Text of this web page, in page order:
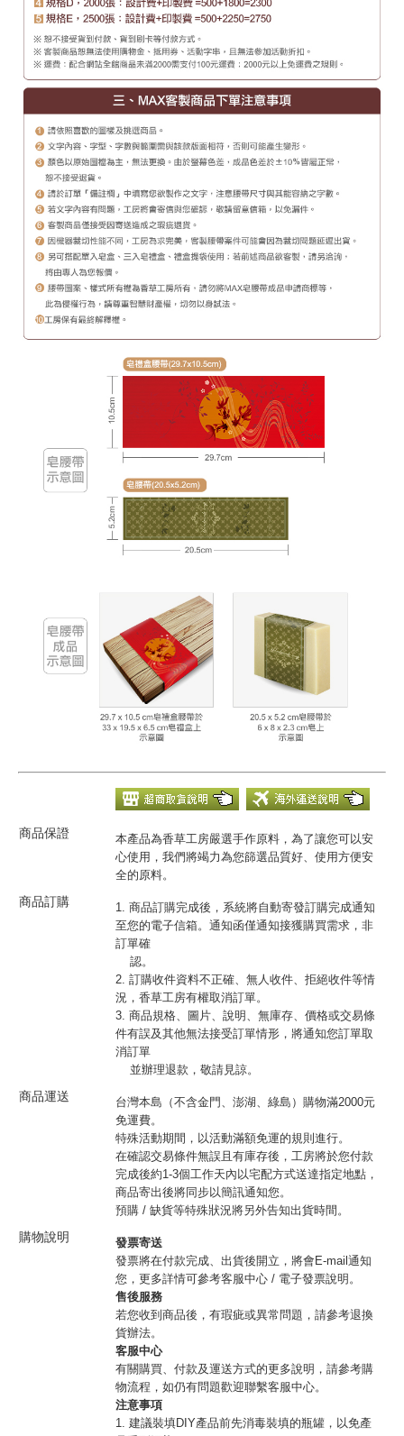
商品保證
本產品為香草工房嚴選手作原料，為了讓您可以安
心使用，我們將竭力為您篩選品質好、使用方便安
全的原料。
商品訂購
1. 商品訂購完成後，系統將自動寄發訂購完成通知
至您的電子信箱。通知函僅通知接獲購買需求，非
訂單確
認。
2. 訂購收件資料不正確、無人收件、拒絕收件等情
況，香草工房有權取消訂單。
3. 商品規格、圖片、說明、無庫存、價格或交易條
件有誤及其他無法接受訂單情形，將通知您訂單取
消訂單
並辦理退款，敬請見諒。
商品運送
台灣本島（不含金門、澎湖、綠島）購物滿2000元
免運費。
特殊活動期間，以活動滿額免運的規則進行。
在確認交易條件無誤且有庫存後，工房將於您付款
完成後約1-3個工作天內以宅配方式送達指定地點，
商品寄出後將同步以簡訊通知您。
預購 / 缺貨等特殊狀況將另外告知出貨時間。
購物說明
發票寄送
發票將在付款完成、出貨後開立，將會E-mail通知
您，更多詳情可參考客服中心 / 電子發票說明。
售後服務
若您收到商品後，有瑕疵或異常問題，請參考退換
貨辦法。
客服中心
有關購買、付款及運送方式的更多說明，請參考購
物流程，如仍有問題歡迎聯繫客服中心。
注意事項
1. 建議裝填DIY產品前先消毒裝填的瓶罐，以免產